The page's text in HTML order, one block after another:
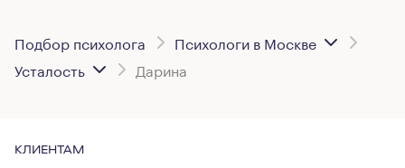
Подбор психолога
Психологи в Москве
Усталость
Дарина
КЛИЕНТАМ